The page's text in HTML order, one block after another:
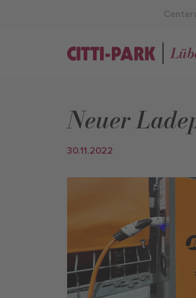
Neuer
30.11.2022